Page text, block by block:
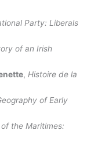
Party: Liberals
of an Irish
, Histoire de la
of Early
the Maritimes: